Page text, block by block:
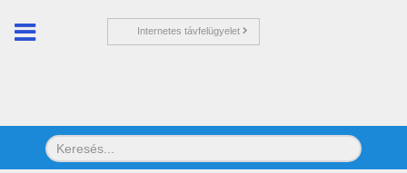
Internetes távfelügyelet